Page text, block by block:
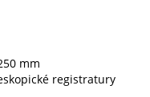
mm
registratury